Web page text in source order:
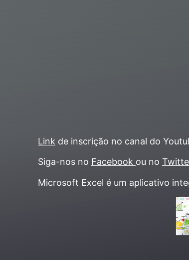
Link de inscrição no canal do
Siga-nos no Facebook ou no
Microsoft Excel é um aplicativo